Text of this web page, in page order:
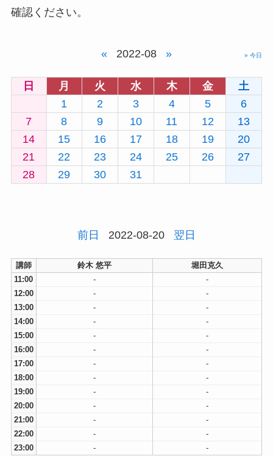
確認ください。
« 2022-08 » » 今日
日 月 火 水 木 金
土
1
2 3 4 5
6
7
8 9 10 11 12
13
14
15 16 17 18 19
20
21
22 23 24 25 26
27
28
29 30 31
前日 2022-08-20 翌日
講師 鈴木 悠平
堀田克久
11:00
-
-
12:00
-
-
13:00
-
-
14:00
-
-
15:00
-
-
16:00
-
-
17:00
-
-
18:00
-
-
19:00
-
-
20:00
-
-
21:00
-
-
22:00
-
-
23:00
- -